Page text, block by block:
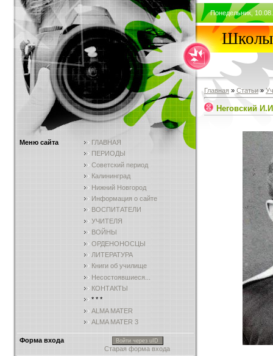
Меню сайта
ГЛАВНАЯ
ПЕРИОДЫ
Советский период
Калининград
Нижний Новгород
Информация о сайте
ВОСПИТАТЕЛИ
УЧИТЕЛЯ
ВОЙНЫ
ОРДЕНОНОСЦЫ
ЛИТЕРАТУРА
Книги об училище
Несостоявшиеся...
КОНТАКТЫ
* * *
ALMA MATER
ALMA MATER 3
Форма входа Войти через uID
Старая форма входа
Понедельник,
Школы
Главная » Статьи »
Неговский